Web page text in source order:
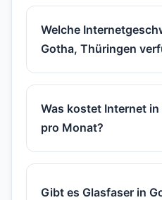
Welche
Gotha, Thüringen
Was kostet Internet
pro Monat?
Gibt es Glasfaser in